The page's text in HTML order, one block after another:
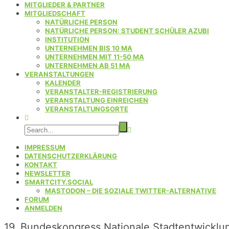
MITGLIEDER & PARTNER
MITGLIEDSCHAFT
NATÜRLICHE PERSON
NATÜRLICHE PERSON: STUDENT SCHÜLER AZUBI
INSTITUTION
UNTERNEHMEN BIS 10 MA
UNTERNEHMEN MIT 11-50 MA
UNTERNEHMEN AB 51 MA
VERANSTALTUNGEN
KALENDER
VERANSTALTER-REGISTRIERUNG
VERANSTALTUNG EINREICHEN
VERANSTALTUNGSORTE
IMPRESSUM
DATENSCHUTZERKLÄRUNG
KONTAKT
NEWSLETTER
SMARTCITY.SOCIAL
MASTODON – DIE SOZIALE TWITTER-ALTERNATIVE
FORUM
ANMELDEN